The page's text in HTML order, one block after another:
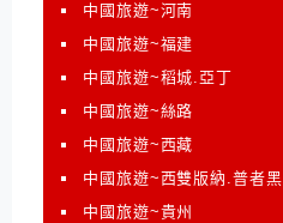
中國旅遊~河南
中國旅遊~福建
中國旅遊~稻城.亞丁
中國旅遊~絲路
中國旅遊~西藏
中國旅遊~西雙版納.普者黑
中國旅遊~貴州